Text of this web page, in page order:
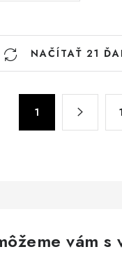
NAČÍTAŤ 21
1
vám s